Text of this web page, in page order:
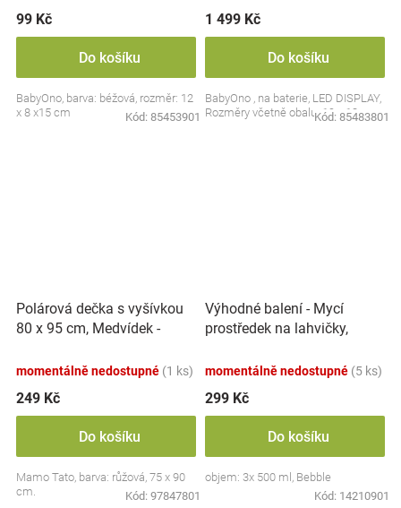
99 Kč
Do košíku
BabyOno, barva: béžová, rozměr: 12
x 8 x15 cm
Kód: 85453901
1 499 Kč
Do košíku
BabyOno , na baterie, LED DISPLAY,
Rozměry včetně obalu: 19 x 13 cm.
Kód: 85483801
Polárová dečka s vyšívkou
80 x 95 cm, Medvídek -
momentálně nedostupné (1 ks)
249 Kč
Do košíku
Mamo Tato, barva: růžová, 75 x 90
cm.
Kód: 97847801
Výhodné balení - Mycí
prostředek na lahvičky,
momentálně nedostupné (5 ks)
299 Kč
Do košíku
objem: 3x 500 ml, Bebble
Kód: 14210901